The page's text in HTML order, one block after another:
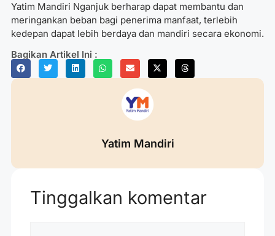
Yatim Mandiri Nganjuk berharap dapat membantu dan
meringankan beban bagi penerima manfaat, terlebih
kedepan dapat lebih berdaya dan mandiri secara ekonomi.
Bagikan Artikel Ini :
Yatim Mandiri
Tinggalkan komentar